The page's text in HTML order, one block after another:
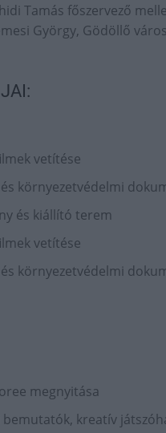
Tamás főszervező
György, Gödöllő
vetítése
környezetvédelmi
és kiállító terem
vetítése
környezetvédelmi
megnyitása
kreatív